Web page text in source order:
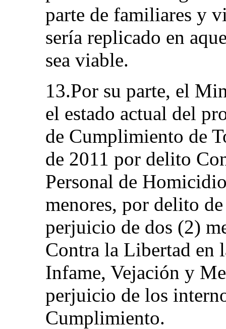
parte de familiares y
sería replicado en
sea viable.
13.Por su parte, el
el estado actual del
de Cumplimiento de
de 2011 por delito
Personal de
menores, por delito
perjuicio de dos (2)
Contra la Libertad en
Infame, Vejación y
perjuicio de los
Cumplimiento.